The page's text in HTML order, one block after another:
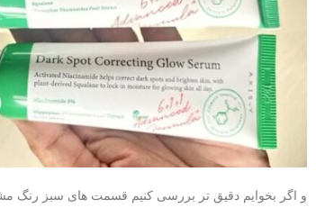
و اگر بخوایم دقیق تر بررسی کنیم قسمت های سبز رنگ